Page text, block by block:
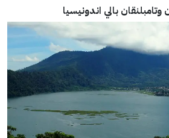
وتامبلنقان بالي اندونيسيا